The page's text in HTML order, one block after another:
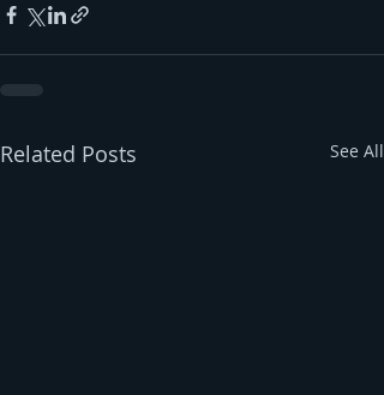
Related Posts See All